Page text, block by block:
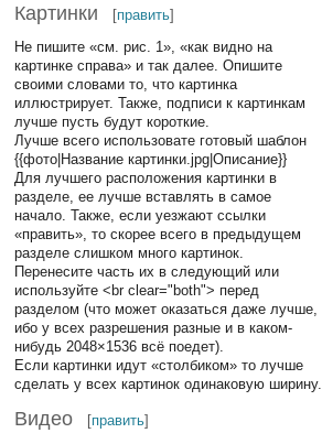
Картинки [править]
Не пишите «см. рис. 1», «как видно на
картинке справа» и так далее. Опишите
своими словами то, что картинка
иллюстрирует. Также, подписи к картинкам
лучше пусть будут короткие.
Лучше всего использовате готовый шаблон
{{фото|Название картинки.jpg|Описание}}
Для лучшего расположения картинки в
разделе, ее лучше вставлять в самое
начало. Также, если уезжают ссылки
«править», то скорее всего в предыдущем
разделе слишком много картинок.
Перенесите часть их в следующий или
используйте <br clear="both"> перед
разделом (что может оказаться даже лучше,
ибо у всех разрешения разные и в каком-
нибудь 2048×1536 всё поедет).
Если картинки идут «столбиком» то лучше
сделать у всех картинок одинаковую ширину.
Видео [править]